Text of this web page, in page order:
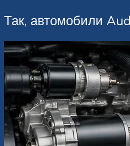
Так, автомобили